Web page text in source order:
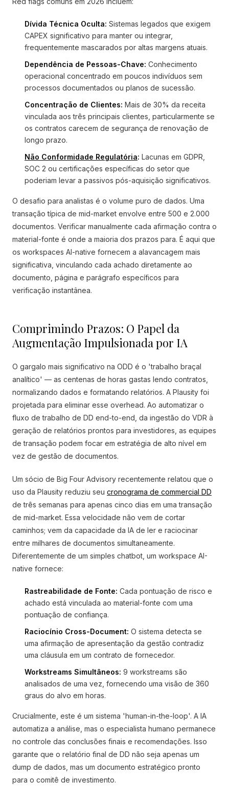
Dívida Técnica Oculta: Sistemas legados que exigem
CAPEX significativo para manter ou integrar,
frequentemente mascarados por altas margens atuais.
Dependência de Pessoas-Chave: Conhecimento
operacional concentrado em poucos indivíduos sem
processos documentados ou planos de sucessão.
Concentração de Clientes: Mais de 30% da receita
vinculada aos três principais clientes, particularmente se
os contratos carecem de segurança de renovação de
longo prazo.
Não Conformidade Regulatória: Lacunas em GDPR,
SOC 2 ou certificações específicas do setor que
poderiam levar a passivos pós-aquisição significativos.
O desafio para analistas é o volume puro de dados. Uma
transação típica de mid-market envolve entre 500 e 2.000
documentos. Verificar manualmente cada afirmação contra o
material-fonte é onde a maioria dos prazos para. É aqui que
os workspaces AI-native fornecem a alavancagem mais
significativa, vinculando cada achado diretamente ao
documento, página e parágrafo específicos para
verificação instantânea.
Comprimindo Prazos: O Papel da
Augmentação Impulsionada por IA
O gargalo mais significativo na ODD é o 'trabalho braçal
analítico' — as centenas de horas gastas lendo contratos,
normalizando dados e formatando relatórios. A Plausity foi
projetada para eliminar esse overhead. Ao automatizar o
fluxo de trabalho de DD end-to-end, da ingestão do VDR à
geração de relatórios prontos para investidores, as equipes
de transação podem focar em estratégia de alto nível em
vez de gestão de documentos.
Um sócio de Big Four Advisory recentemente relatou que o
uso da Plausity reduziu seu cronograma de commercial DD
de três semanas para apenas cinco dias em uma transação
de mid-market. Essa velocidade não vem de cortar
caminhos; vem da capacidade da IA de ler e raciocinar
entre milhares de documentos simultaneamente.
Diferentemente de um simples chatbot, um workspace AI-
native fornece:
Rastreabilidade de Fonte: Cada pontuação de risco e
achado está vinculada ao material-fonte com uma
pontuação de confiança.
Raciocínio Cross-Document: O sistema detecta se
uma afirmação de apresentação da gestão contradiz
uma cláusula em um contrato de fornecedor.
Workstreams Simultâneos: 9 workstreams são
analisados de uma vez, fornecendo uma visão de 360
graus do alvo em horas.
Crucialmente, este é um sistema 'human-in-the-loop'. A IA
automatiza a análise, mas o especialista humano permanece
no controle das conclusões finais e recomendações. Isso
garante que o relatório final de DD não seja apenas um
dump de dados, mas um documento estratégico pronto
para o comitê de investimento.